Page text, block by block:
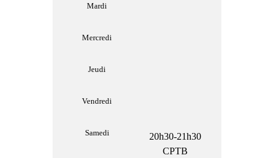
Mardi
Mercredi
Jeudi
Vendredi
Samedi
20h30-21h30
CPTB